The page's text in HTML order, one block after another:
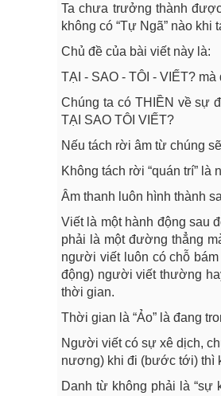
Ta chưa trưởng thành
không có “Tự Ngã” nào khi
Chủ đề của bài viết này là:
TẠI - SAO - TÔI - VIẾT?
Chúng ta có THIỀN về sự
TẠI SAO TÔI VIẾT?
Nếu tách rời âm từ chúng
Không tách rời “quán trí” là
Âm thanh luôn hình thành
Viết là một hành động sau
phải là một đường thẳng
người viết luôn có chỗ
động) người viết thường
thời gian.
Thời gian là “Ảo” là đang
Người viết có sự xê dịch,
nương) khi đi (bước tới) thì
Danh từ không phải là “sự